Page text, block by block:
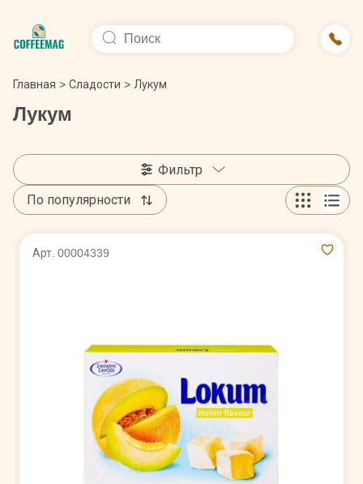
Главная > Сладости > Лукум
Лукум
Фильтр
По популярности
Арт. 00004339